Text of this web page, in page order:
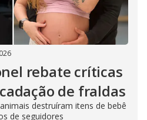
rebate críticas
de fraldas
destruíram itens de bebê
de seguidores